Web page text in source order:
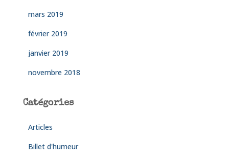
mars 2019
février 2019
janvier 2019
novembre 2018
Catégories
Articles
Billet d'humeur